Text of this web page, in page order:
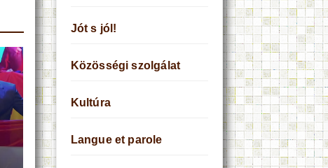
Jót s jól!
Közösségi szolgálat
Kultúra
Langue et parole